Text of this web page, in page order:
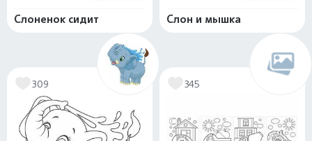
Слоненок сидит Слон и мышка
309 345